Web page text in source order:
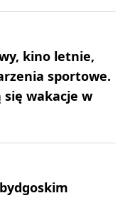
kino letnie,
sportowe.
się wakacje w